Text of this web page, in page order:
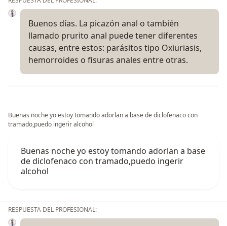
Buenos días. La picazón anal o también
llamado prurito anal puede tener diferentes
causas, entre estos: parásitos tipo Oxiuriasis,
hemorroides o fisuras anales entre otras.
Buenas noche yo estoy tomando adorlan a base de diclofenaco con
tramado,puedo ingerir alcohol
Buenas noche yo estoy tomando adorlan a base
de diclofenaco con tramado,puedo ingerir
alcohol
RESPUESTA DEL PROFESIONAL: